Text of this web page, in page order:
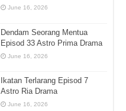
June 16, 2026
Dendam Seorang Mentua
Episod 33 Astro Prima Drama
June 16, 2026
Ikatan Terlarang Episod 7
Astro Ria Drama
June 16, 2026